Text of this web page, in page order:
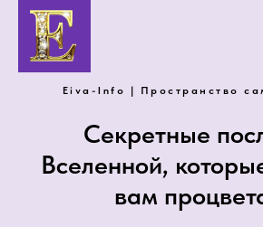
Eiva-Info | Пространство
Секретные
Вселенной,
вам